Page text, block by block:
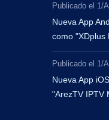
Publicado el 1/
Nueva App
como "XDplus
Publicado el 1/
Nueva App
"ArezTV IPTV